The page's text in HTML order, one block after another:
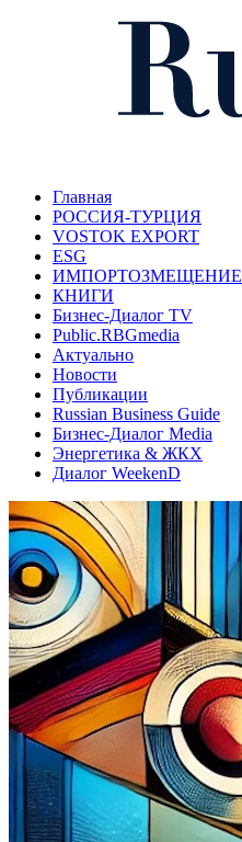
Главная
РОССИЯ-ТУРЦИЯ
VOSTOK EXPORT
ESG
ИМПОРТОЗМЕЩЕНИЕ
КНИГИ
Бизнес-Диалог TV
Public.RBGmedia
Актуально
Новости
Публикации
Russian Business Guide
Бизнес-Диалог Media
Энергетика & ЖКХ
Диалог WeekenD